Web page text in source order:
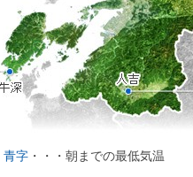
青字 ・・・朝までの最低気温